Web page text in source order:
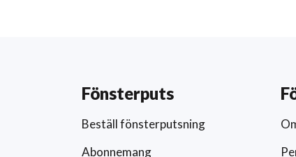
Fönsterputs
Beställ fönsterputsning
Abonnemang